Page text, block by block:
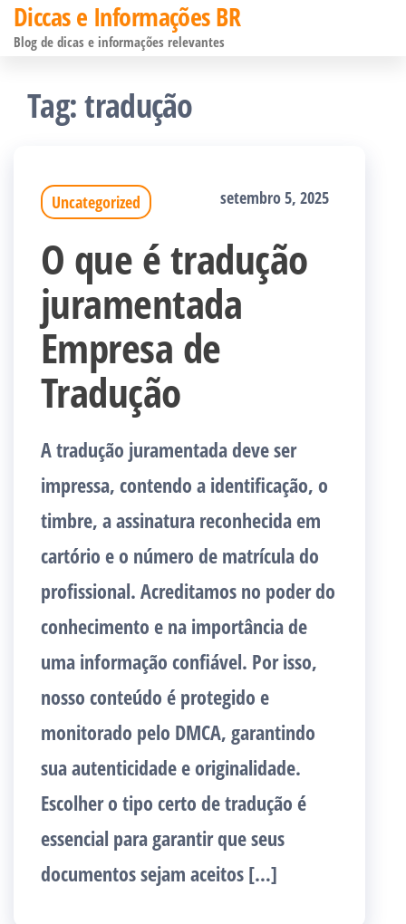
Pular
para
conteúdo
Diccas e Informações BR
Blog de dicas e informações relevantes
Tag:tradução
Uncategorized setembro 5, 2025
O que é tradução
juramentada
Empresa de
Tradução
A tradução juramentada deve ser
impressa, contendo a identificação, o
timbre, a assinatura reconhecida em
cartório e o número de matrícula do
profissional. Acreditamos no poder do
conhecimento e na importância de
uma informação confiável. Por isso,
nosso conteúdo é protegido e
monitorado pelo DMCA, garantindo
sua autenticidade e originalidade.
Escolher o tipo certo de tradução é
essencial para garantir que seus
documentos sejam aceitos […]